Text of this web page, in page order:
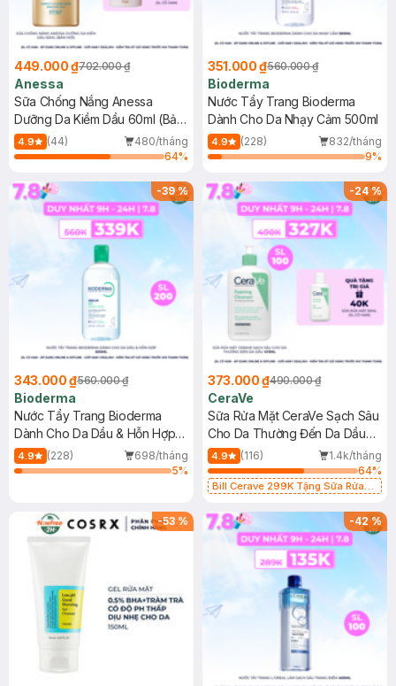
449.000 ₫702.000 ₫
Anessa
Sữa Chống Nắng Anessa
Dưỡng Da Kiềm Dầu 60ml (Bản
Mới)
4.9 (44)
480/tháng
64%
351.000 ₫560.000 ₫
Bioderma
Nước Tẩy Trang Bioderma
Dành Cho Da Nhạy Cảm 500ml
4.9 (228)
832/tháng
9%
-39%
343.000 ₫560.000 ₫
Bioderma
Nước Tẩy Trang Bioderma
Dành Cho Da Dầu & Hỗn Hợp
500ml
4.9 (228)
698/tháng
5%
-24%
373.000 ₫490.000 ₫
CeraVe
Sữa Rửa Mặt CeraVe Sạch Sâu
Cho Da Thường Đến Da Dầu
473ml
4.9 (116)
1.4k/tháng
64%
Bill Cerave 299K Tặng Sữa Rửa
-53 % -42%